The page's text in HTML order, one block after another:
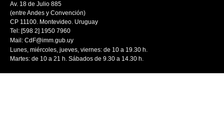
Av. 18 de Julio 885
(entre Andes y Convención)
CP 11100. Montevideo. Uruguay
Tel: [598 2] 1950 7960
Mail: CdF@imm.gub.uy
Lunes, miércoles, jueves, viernes: de 10 a 19.30 h.
Martes: de 10 a 21 h. Sábados de 9.30 a 14.30 h.